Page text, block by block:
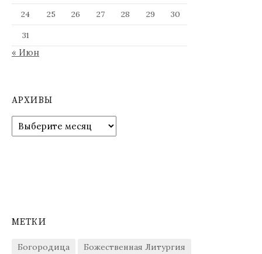
24
25 26 27 28 29
30
31
« Июн
АРХИВЫ
Архивы
МЕТКИ
Богородица
Божественная Литургия